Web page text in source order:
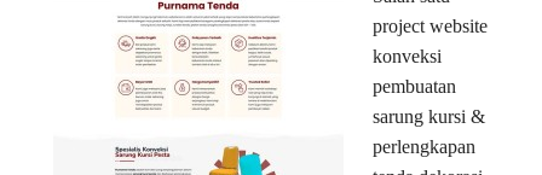
project website
konveksi
pembuatan
sarung kursi &
perlengkapan